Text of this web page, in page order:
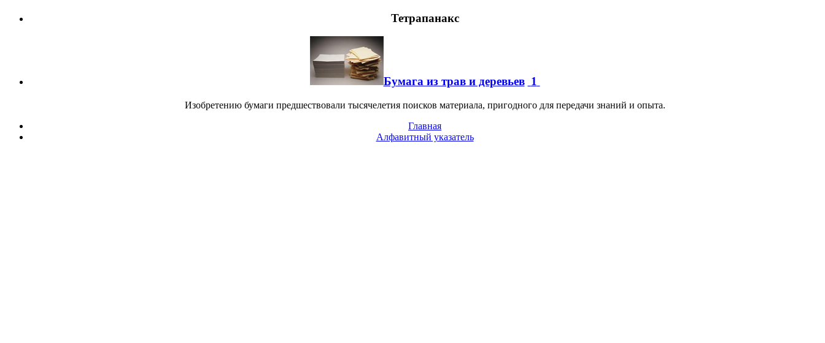
Тетрапанакс
Бумага из трав и деревьев 1
Изобретению бумаги предшествовали тысячелетия поисков материала, пригодного для передачи знаний и опыта.
Главная
Алфавитный указатель